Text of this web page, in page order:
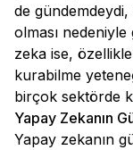
de gündemdeydi,
olması
zeka ise,
kurabilme
birçok sektörde
Yapay Zekanın
Yapay zekanın